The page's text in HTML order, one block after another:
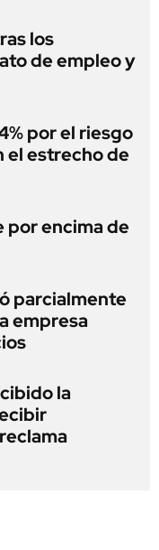
los
de empleo y
por el riesgo
el estrecho de
por encima de
parcialmente
empresa
la